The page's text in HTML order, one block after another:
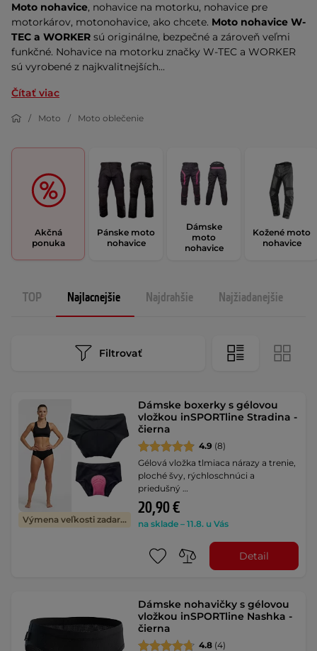
Moto nohavice, nohavice na motorku, nohavice pre
motorkárov, motonohavice, ako chcete. Moto nohavice W-
TEC a WORKER sú originálne, bezpečné a zároveň veľmi
funkčné. Nohavice na motorku značky W-TEC a WORKER
sú vyrobené z najkvalitnejších...
Čítať viac
Moto Moto oblečenie
Akčná
ponuka
Pánske moto
nohavice
Dámske
moto
nohavice
Kožené moto
nohavice
TOP Najlacnejšie Najdrahšie Najžiadanejšie
Filtrovať
Výmena veľkosti zadarmo
Dámske boxerky s gélovou
vložkou inSPORTline Stradina -
čierna
4.9 (8)
Gélová vložka tlmiaca nárazy a trenie,
ploché švy, rýchloschnúci a
priedušný …
20,90 €
na sklade – 11.8. u Vás
Detail
Dámske nohavičky s gélovou
vložkou inSPORTline Nashka -
čierna
4.8 (4)